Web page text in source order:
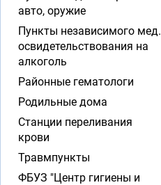
авто, оружие
Пункты независимого мед.
освидетельствования на
алкоголь
Районные гематологи
Родильные дома
Станции переливания
крови
Травмпункты
ФБУЗ "Центр гигиены и